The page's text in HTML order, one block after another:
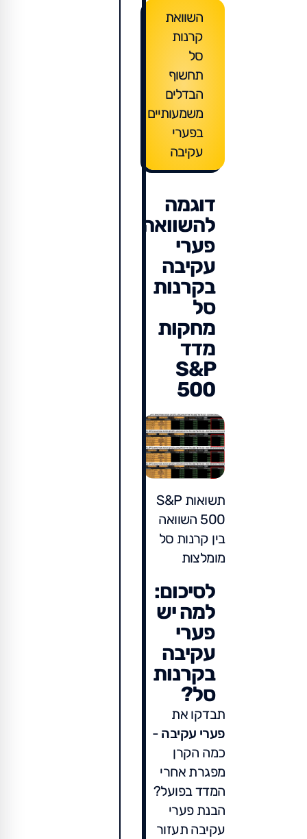
השוואת
קרנות
סל
תחשוף
הבדלים
משמעותיים
בפערי
עקיבה
דוגמה
להשוואה
פערי
עקיבה
בקרנות
סל
מחקות
מדד
S&P
500
תשואות S&P
500 השוואה
בין קרנות סל
מומלצות
לסיכום:
למה יש
פערי
עקיבה
בקרנות
סל?
תבדקו את
פערי עקיבה -
כמה הקרן
מפגרת אחרי
המדד בפועל?
הבנת פערי
עקיבה תעזור